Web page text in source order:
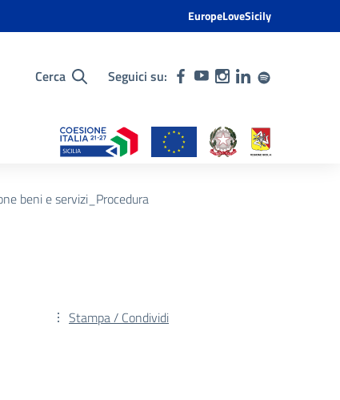
EuropeLoveSicily
Cerca Seguici su:
beni e servizi_Procedura
Stampa / Condividi